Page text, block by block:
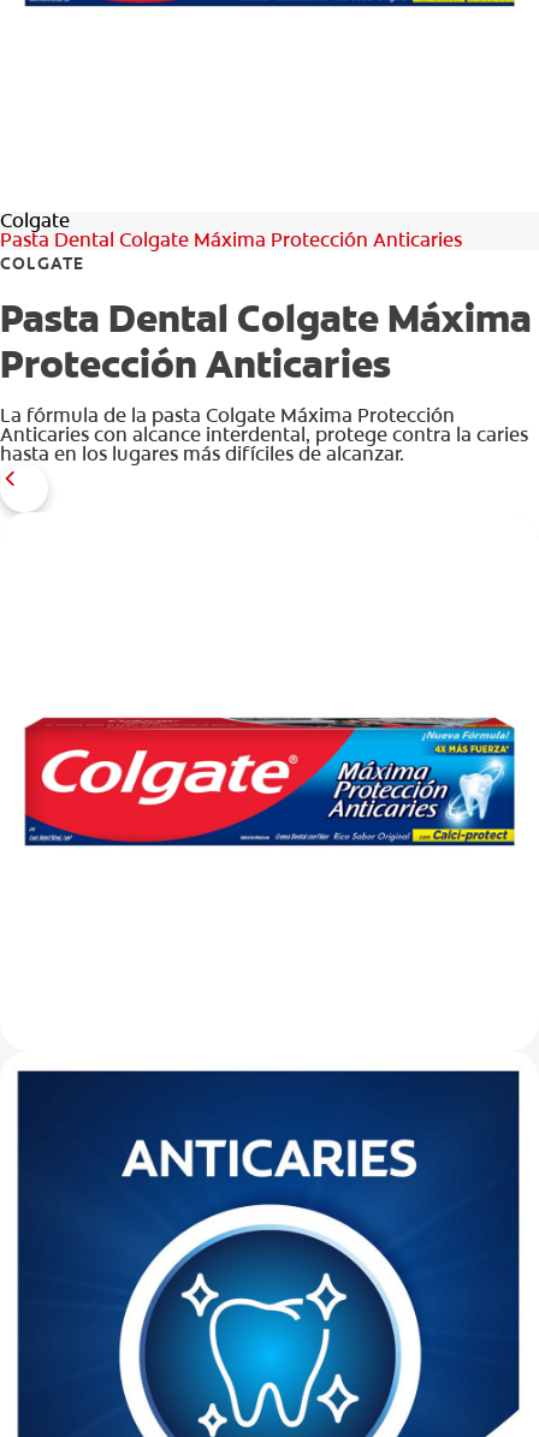
Colgate
Pasta Dental Colgate Máxima Protección Anticaries
COLGATE
Pasta Dental Colgate Máxima
Protección Anticaries
La fórmula de la pasta Colgate Máxima Protección
Anticaries con alcance interdental, protege contra la caries
hasta en los lugares más difíciles de alcanzar.